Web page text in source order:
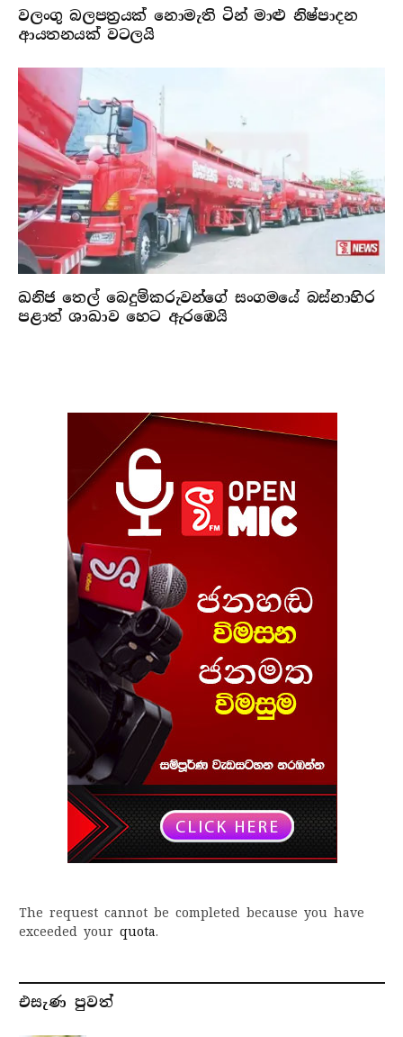
වලංගු බලපත්‍රයක් නොමැති ටින් මාළු නිෂ්පාදන
ආයතනයක් වටලයි
ඛනිජ තෙල් බෙදුම්කරුවන්ගේ සංගමයේ බස්නාහිර
පළාත් ශාඛාව හෙට ඇරඹෙයි
The request cannot be completed because you have
exceeded your quota.
එසැණ පුව​ත්